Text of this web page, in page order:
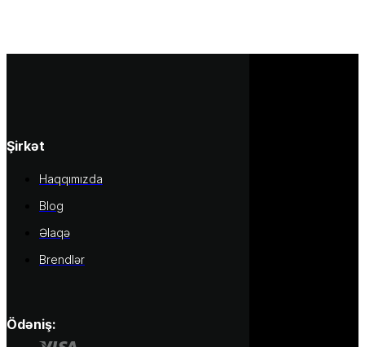
Şirkət
Haqqımızda
Blog
Əlaqə
Brendlər
Ödəniş: